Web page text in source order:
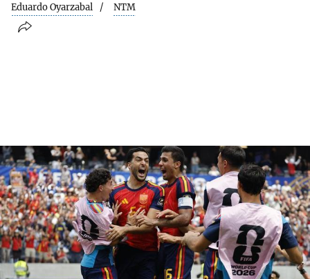
Eduardo Oyarzabal NTM